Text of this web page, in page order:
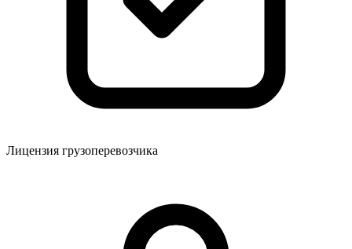
Лицензия грузоперевозчика